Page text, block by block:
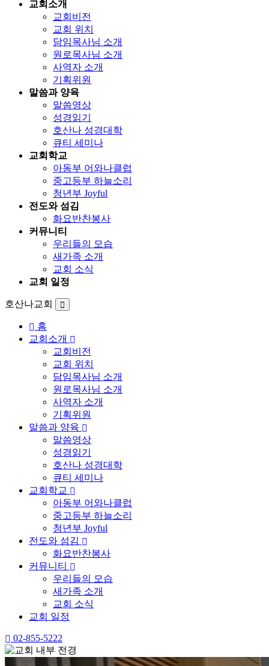
교회소개
교회비전
교회 위치
담임목사님 소개
원로목사님 소개
사역자 소개
기획위원
말씀과 양육
말씀영상
성경읽기
호산나 성경대학
큐티 세미나
교회학교
아동부 어와나클럽
중고등부 하늘소리
청년부 Joyful
전도와 섬김
화요반찬봉사
커뮤니티
우리들의 모습
새가족 소개
교회 소식
교회 일정
호산나교회
홈
교회소개
교회비전
교회 위치
담임목사님 소개
원로목사님 소개
사역자 소개
기획위원
말씀과 양육
말씀영상
성경읽기
호산나 성경대학
큐티 세미나
교회학교
아동부 어와나클럽
중고등부 하늘소리
청년부 Joyful
전도와 섬김
화요반찬봉사
커뮤니티
우리들의 모습
새가족 소개
교회 소식
교회 일정
02-855-5222